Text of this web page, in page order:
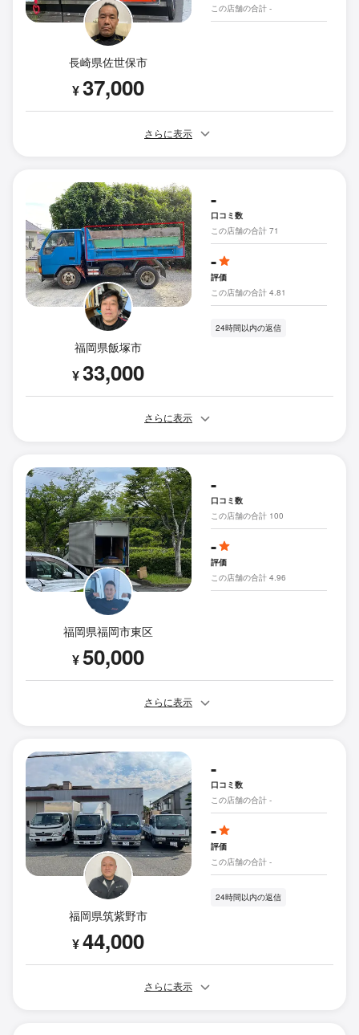
長崎県佐世保市
¥37,000
この店舗の合計 -
さらに表示
福岡県飯塚市
¥33,000
-
口コミ数
この店舗の合計 71
-
評価
この店舗の合計 4.81
24時間以内の返信
さらに表示
福岡県福岡市東区
¥50,000
-
口コミ数
この店舗の合計 100
-
評価
この店舗の合計 4.96
さらに表示
福岡県筑紫野市
¥44,000
-
口コミ数
この店舗の合計 -
-
評価
この店舗の合計 -
24時間以内の返信
さらに表示